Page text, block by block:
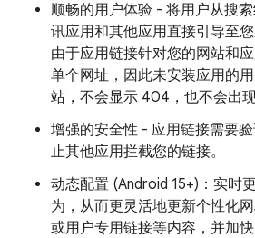
顺畅的用户体验 - 将用户从搜
讯应用和其他应用直接引导至您
由于应用链接针对您的网站和
单个网址，因此未安装应用的
站，不会显示 404，也不会出现
增强的安全性 - 应用链接需要
止其他应用拦截您的链接。
动态配置 (Android 15+)：实时
为，从而更灵活地更新个性化
或用户专用链接等内容，并加快